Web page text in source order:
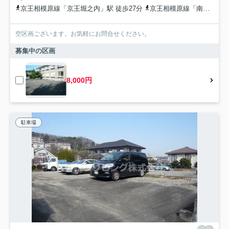
京王相模原線「京王堀之内」駅 徒歩27分 京王相模原線「南大沢」駅 徒歩33分
空区画ございます。お気軽にお問合せください。
募集中の区画
8,000円
駐車場